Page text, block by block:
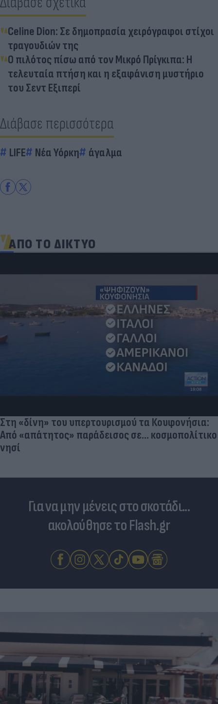
Celine Dion: Σε δημοπρασία χειρόγραφοι στίχοι
τραγουδιών της
Ο πιλότος πίσω από τον Μικρό Πρίγκιπα: Η
τελευταία πτήση και η εξαφάνιση μυστήριο
του Σεντ Εξιπερί
Διάβασε περισσότερα
LIFE Νέα Υόρκη άγαλμα
ΑΠΟ ΤΟ ΔΙΚΤΥΟ
Στη «δίνη» του υπερτουρισμού τα Κουφονήσια:
Από «απάτητος» παράδεισος σε... κοσμοπολίτικο
νησί
Για να μην μένεις στο σκοτάδι...
ακολούθησε το Flash.gr